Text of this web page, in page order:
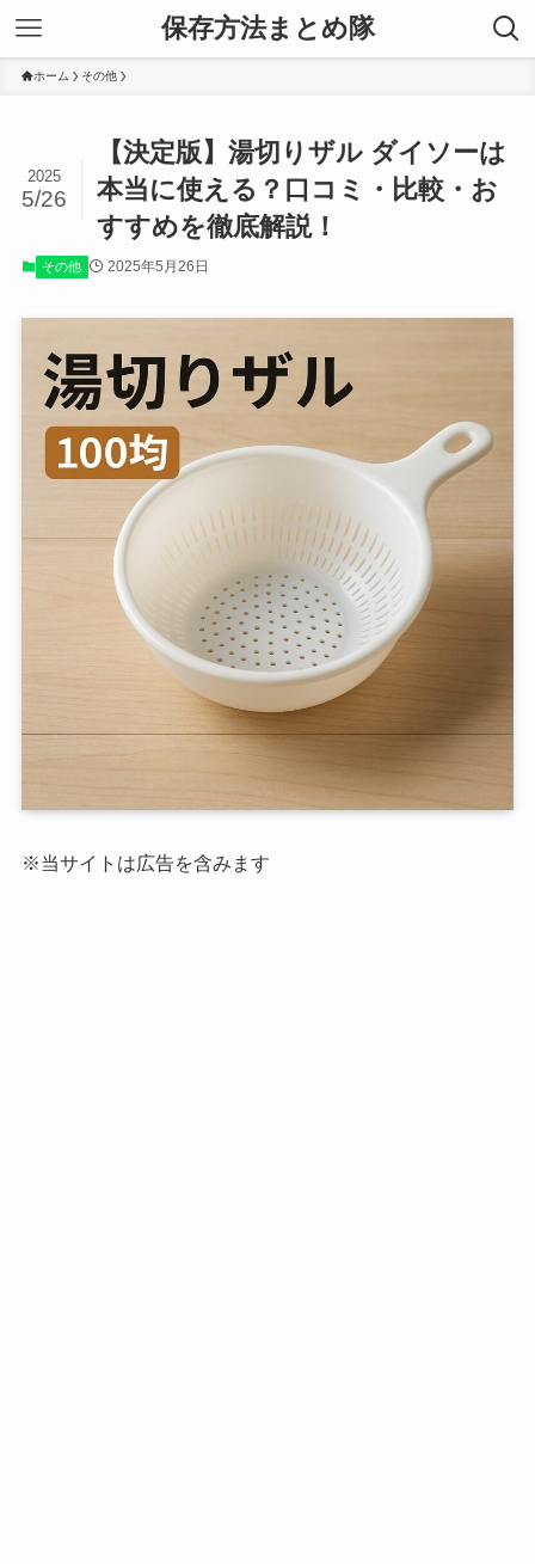
保存方法まとめ隊
ホーム その他
【決定版】湯切りザル ダイソーは
本当に使える？口コミ・比較・お
すすめを徹底解説！
2025
5/26
その他 2025年5月26日
※当サイトは広告を含みます